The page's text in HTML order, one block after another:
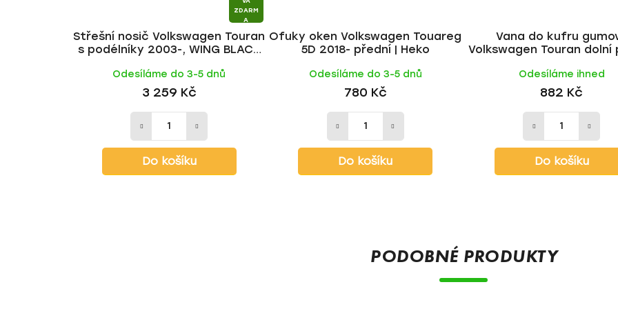
ZDARM
A
Střešní nosič Volkswagen Touran
s podélníky 2003-, WING BLACK
Odesíláme do 3-5 dnů
3 259 Kč
Do košíku
Ofuky oken Volkswagen Touareg
5D 2018- přední | Heko
Odesíláme do 3-5 dnů
780 Kč
Do košíku
Vana do kufru
Volkswagen Touran dolní
Odesíláme ihned
882 Kč
Do košíku
PODOBNÉ PRODUKTY